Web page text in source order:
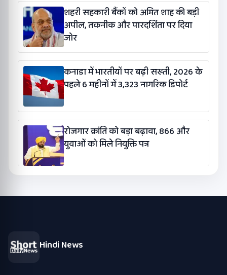
शहरी सहकारी बैंकों को अमित शाह की बड़ी
अपील, तकनीक और पारदर्शिता पर दिया
जोर
कनाडा में भारतीयों पर बढ़ी सख्ती, 2026 के
पहले 6 महीनों में 3,323 नागरिक डिपोर्ट
रोजगार क्रांति को बड़ा बढ़ावा, 866 और
युवाओं को मिले नियुक्ति पत्र
Hindi News